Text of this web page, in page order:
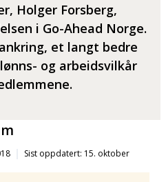
Holger Forsberg,
i Go-Ahead Norge.
et langt bedre
og arbeidsvilkår
Sist oppdatert: 15. oktober